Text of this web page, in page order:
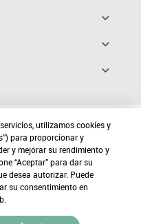
utilizamos cookies y
para proporcionar y
y mejorar su rendimiento y
“Aceptar” para dar su
desea autorizar. Puede
su consentimiento en